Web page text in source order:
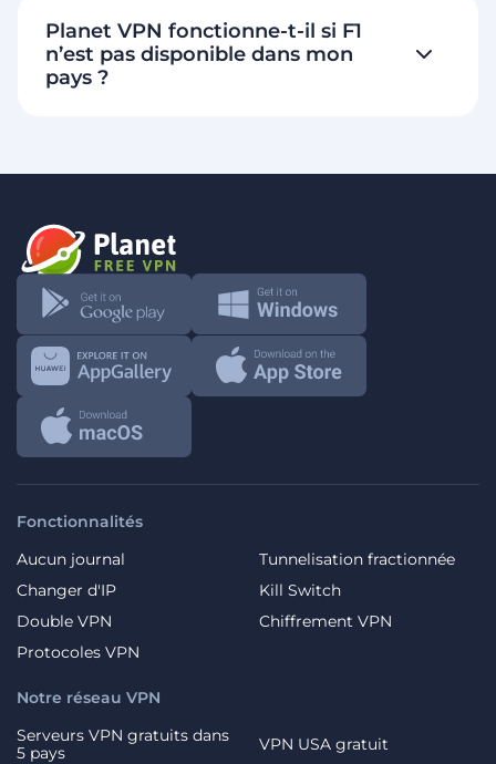
Planet VPN fonctionne-t-il si F1
n’est pas disponible dans mon
pays ?
Fonctionnalités
Aucun journal
Tunnelisation fractionnée
Changer d'IP
Kill Switch
Double VPN
Chiffrement VPN
Protocoles VPN
Notre réseau VPN
Serveurs VPN gratuits dans
5 pays
VPN USA gratuit